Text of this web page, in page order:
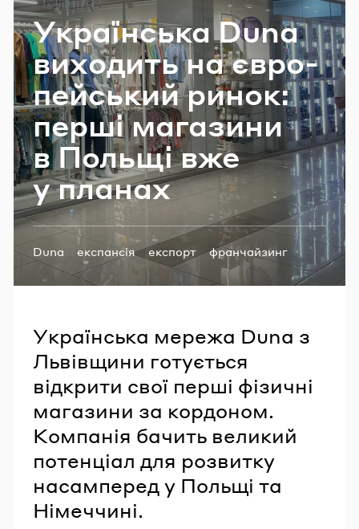
Укра­їн­ська Duna
ви­хо­дить на єв­ро­
пей­ський ринок:
перші ма­га­зи­ни
в Поль­щі вже
у пла­нах
Теги:
Duna експансія експорт
франчайзинг
франшиза
Українська мережа Duna з
Львівщини готується
відкрити свої перші фізичні
магазини за кордоном.
Компанія бачить великий
потенціал для розвитку
насамперед у Польщі та
Німеччині.
Email
Пароль
Забули пароль?
УВІЙТИ